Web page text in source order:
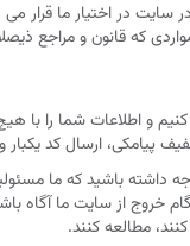
سایت در اختیار ما قرار
که قانون و مراجع
و اطلاعات شما را با
پیامکی، ارسال کد یکبار
باشید که ما
از سایت ما آگاه
مطالعه کنند.